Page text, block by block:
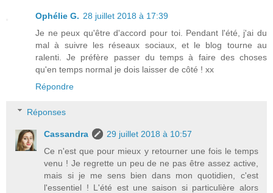
Ophélie G. 28 juillet 2018 à 17:39
Je ne peux qu'être d'accord pour toi. Pendant l'été, j'ai du
mal à suivre les réseaux sociaux, et le blog tourne au
ralenti. Je préfère passer du temps à faire des choses
qu'en temps normal je dois laisser de côté ! xx
Répondre
Réponses
Cassandra
29 juillet 2018 à 10:57
Ce n'est que pour mieux y retourner une fois le temps
venu ! Je regrette un peu de ne pas être assez active,
mais si je me sens bien dans mon quotidien, c'est
l'essentiel ! L'été est une saison si particulière alors